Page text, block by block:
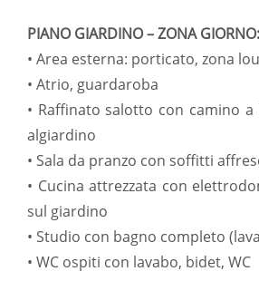
PIANO GIARDINO – ZONA GIORNO:
• Area esterna: porticato, zona
• Atrio, guardaroba
• Raffinato salotto con camino
algiardino
• Sala da pranzo con soffitti
• Cucina attrezzata con
sul giardino
• Studio con bagno completo
• WC ospiti con lavabo, bidet, WC